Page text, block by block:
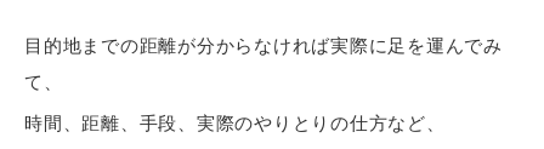
目的地までの距離が分からなければ実際に足を運んでみ
て、
時間、距離、手段、実際のやりとりの仕方など、